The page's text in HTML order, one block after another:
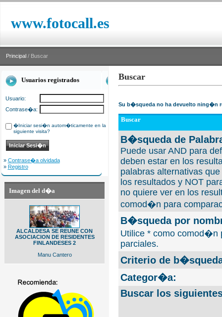
www.fotocall.es
Principal / Buscar
Usuarios registrados
Usuario:
Contrase�a:
�Iniciar sesi�n autom�ticamente en la
siguiente visita?
» Contrase�a olvidada
» Registro
Imagen del d�a
ALCALDESA SE REUNE CON
ASOCIACION DE RESIDENTES
FINLANDESES 2
Manu Cantero
Buscar
Su b�squeda no ha devuelto ning�n
Buscar
B�squeda de
Puede usar AND para
deben estar en los
palabras alternativas
los resultados y NOT
no quiere ver en los
comod�n para
B�squeda por
Utilice * como comod�n
parciales.
Criterio de
Categor�a:
Buscar los